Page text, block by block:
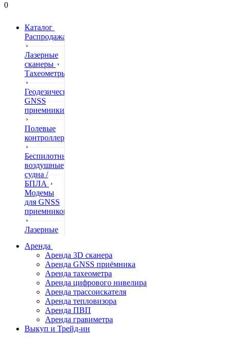
0
Каталог
Распродажа
Лазерные
сканеры
Тахеометры
Геодезические
GNSS
приемники
Полевые
контроллеры
Беспилотные
воздушные
судна /
БПЛА
Модемы
для GNSS
приемников
Лазерные
Нивелиры
Теодолиты
Трассоискатели
Неразрушающий
контроль
Аксессуары
Аренда
Аренда 3D сканера
Аренда GNSS приёмника
Аренда тахеометра
Аренда цифрового нивелира
Аренда трассоискателя
Аренда тепловизора
Аренда ПВП
Аренда гравиметра
Выкуп и Трейд-ин